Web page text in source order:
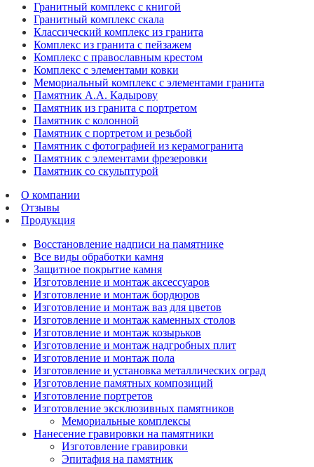
Гранитный комплекс с книгой
Гранитный комплекс скала
Классический комплекс из гранита
Комплекс из гранита с пейзажем
Комплекс с православным крестом
Комплекс с элементами ковки
Мемориальный комплекс с элементами гранита
Памятник А.А. Кадырову
Памятник из гранита с портретом
Памятник с колонной
Памятник с портретом и резьбой
Памятник с фотографией из керамогранита
Памятник с элементами фрезеровки
Памятник со скульптурой
О компании
Отзывы
Продукция
Восстановление надписи на памятнике
Все виды обработки камня
Защитное покрытие камня
Изготовление и монтаж аксессуаров
Изготовление и монтаж бордюров
Изготовление и монтаж ваз для цветов
Изготовление и монтаж каменных столов
Изготовление и монтаж козырьков
Изготовление и монтаж надгробных плит
Изготовление и монтаж пола
Изготовление и установка металлических оград
Изготовление памятных композиций
Изготовление портретов
Изготовление эксклюзивных памятников
Мемориальные комплексы
Нанесение гравировки на памятники
Изготовление гравировки
Эпитафия на памятник